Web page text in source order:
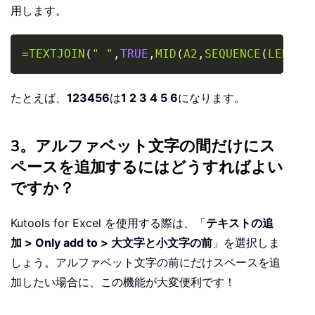
用します。
=TEXTJOIN ( " " , TRUE , MID (A2 , SEQUENCE ( LEN
Copy
たとえば、 123456は1 2 3 4 5 6になります。
3。アルファベット文字の間だけにス
ペースを追加するにはどうすればよい
ですか？
Kutools for Excel を使用する際は、「テキストの追
加 > Only add to > 大文字と小文字の前 」を選択しま
しょう。アルファベット文字の前にだけスペースを追
加したい場合に、この機能が大変便利です！